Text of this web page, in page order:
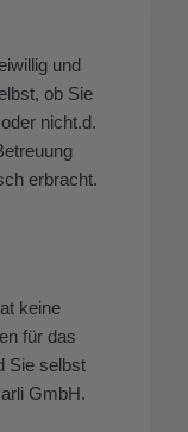
und
ob Sie
nicht.d.
erbracht.
keine
für das
Sie selbst
GmbH.